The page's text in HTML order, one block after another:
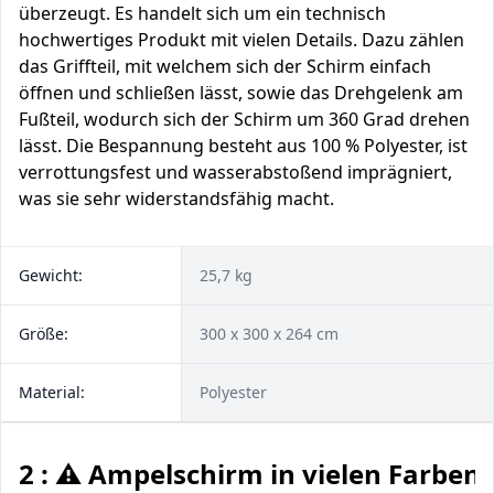
überzeugt. Es handelt sich um ein technisch
hochwertiges Produkt mit vielen Details. Dazu zählen
das Griffteil, mit welchem sich der Schirm einfach
öffnen und schließen lässt, sowie das Drehgelenk am
Fußteil, wodurch sich der Schirm um 360 Grad drehen
lässt. Die Bespannung besteht aus 100 % Polyester, ist
verrottungsfest und wasserabstoßend imprägniert,
was sie sehr widerstandsfähig macht.
Gewicht: 25,7 kg
Größe: 300 x 300 x 264 cm
Material: Polyester
2 : ⚠️ Ampelschirm in vielen Farben